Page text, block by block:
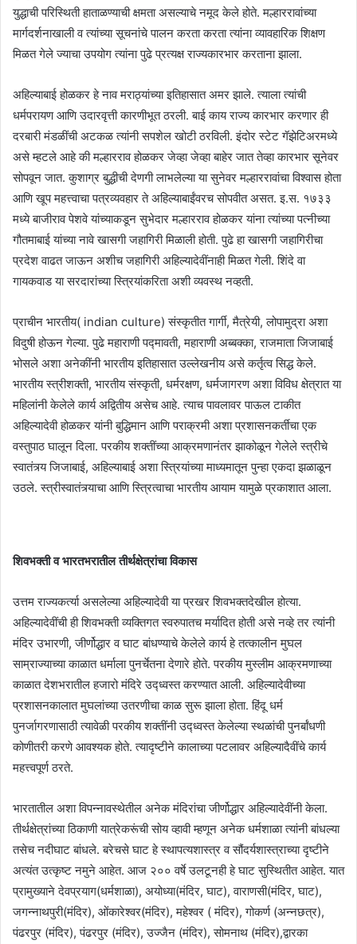
युद्धाची परिस्थिती हाताळण्याची क्षमता असल्याचे नमूद केले होते. मल्हाररावांच्या
मार्गदर्शनाखाली व त्यांच्या सूचनांचे पालन करता करता त्यांना व्यावहारिक शिक्षण
मिळत गेले ज्याचा उपयोग त्यांना पुढे प्रत्यक्ष राज्यकारभार करताना झाला.
अहिल्याबाई होळकर हे नाव मराठ्यांच्या इतिहासात अमर झाले. त्याला त्यांची
धर्मपरायण आणि उदारवृत्ती कारणीभूत ठरली. बाई काय राज्य कारभार करणार ही
दरबारी मंडळींची अटकळ त्यांनी सपशेल खोटी ठरविली. इंदोर स्टेट गॅझेटिअरमध्ये
असे म्हटले आहे की मल्हारराव होळकर जेव्हा जेव्हा बाहेर जात तेव्हा कारभार सूनेवर
सोपवून जात. कुशाग्र बुद्धीची देणगी लाभलेल्या या सुनेवर मल्हाररावांचा विश्वास होता
आणि खूप महत्त्वाचा पत्रव्यवहार ते अहिल्याबाईंवरच सोपवीत असत. इ.स. १७३३
मध्ये बाजीराव पेशवे यांच्याकडून सुभेदार मल्हारराव होळकर यांना त्यांच्या पत्नीच्या
गौतमाबाई यांच्या नावे खासगी जहागिरी मिळाली होती. पुढे हा खासगी जहागिरीचा
प्रदेश वाढत जाऊन अशीच जहागिरी अहिल्यादेवींनाही मिळत गेली. शिंदे वा
गायकवाड या सरदारांच्या स्त्रियांकरिता अशी व्यवस्थ नव्हती.
प्राचीन भारतीय( indian culture) संस्कृतीत गार्गी, मैत्रेयी, लोपामुद्रा अशा
विदुषी होऊन गेल्या. पुढे महाराणी पद्मावती, महाराणी अब्बक्का, राजमाता जिजाबाई
भोसले अशा अनेकींनी भारतीय इतिहासात उल्लेखनीय असे कर्तृत्व सिद्ध केले.
भारतीय स्त्रीशक्ती, भारतीय संस्कृती, धर्मरक्षण, धर्मजागरण अशा विविध क्षेत्रात या
महिलांनी केलेले कार्य अद्वितीय असेच आहे. त्याच पावलावर पाऊल टाकीत
अहिल्यादेवी होळकर यांनी बुद्धिमान आणि पराक्रमी अशा प्रशासनकर्तीचा एक
वस्तुपाठ घालून दिला. परकीय शक्तींच्या आक्रमणानंतर झाकोळून गेलेले स्त्रीचे
स्वातंत्र्य जिजाबाई, अहिल्याबाई अशा स्त्रियांच्या माध्यमातून पुन्हा एकदा झळाळून
उठले. स्त्रीस्वातंत्र्याचा आणि स्त्रित्वाचा भारतीय आयाम यामुळे प्रकाशात आला.
शिवभक्ती व भारतभरातील तीर्थक्षेत्रांचा विकास
उत्तम राज्यकर्त्या असलेल्या अहिल्यादेवी या प्रखर शिवभक्तदेखील होत्या.
अहिल्यादेवींची ही शिवभक्ती व्यक्तिगत स्वरुपातच मर्यादित होती असे नव्हे तर त्यांनी
मंदिर उभारणी, जीर्णोद्धार व घाट बांधण्याचे केलेले कार्य हे तत्कालीन मुघल
साम्राज्याच्या काळात धर्माला पुनर्चेतना देणारे होते. परकीय मुस्लीम आक्रमणाच्या
काळात देशभरातील हजारो मंदिरे उद्ध्वस्त करण्यात आली. अहिल्यादेवीच्या
प्रशासनकालात मुघलांच्या उतरणीचा काळ सुरू झाला होता. हिंदू धर्म
पुनर्जागरणासाठी त्यावेळी परकीय शक्तींनी उद्ध्वस्त केलेल्या स्थळांची पुनर्बांधणी
कोणीतरी करणे आवश्यक होते. त्यादृष्टीने कालाच्या पटलावर अहिल्यादैवींचे कार्य
महत्त्वपूर्ण ठरते.
भारतातील अशा विपन्नावस्थेतील अनेक मंदिरांचा जीर्णोद्धार अहिल्यादेवींनी केला.
तीर्थक्षेत्रांच्या ठिकाणी यात्रेकरूंची सोय व्हावी म्हणून अनेक धर्मशाळा त्यांनी बांधल्या
तसेच नदीघाट बांधले. बरेचसे घाट हे स्थापत्यशास्त्र व सौंदर्यशास्त्राच्या दृष्टीने
अत्यंत उत्कृष्ट नमुने आहेत. आज २०० वर्षे उलटूनही हे घाट सुस्थितीत आहेत. यात
प्रामुख्याने देवप्रयाग(धर्मशाळा), अयोध्या(मंदिर, घाट), वाराणसी(मंदिर, घाट),
जगन्नाथपुरी(मंदिर), ओंकारेश्वर(मंदिर), महेश्वर ( मंदिर), गोकर्ण (अन्नछत्र),
पंढरपुर (मंदिर), पंढरपुर (मंदिर), उज्जैन (मंदिर), सोमनाथ (मंदिर),द्वारका